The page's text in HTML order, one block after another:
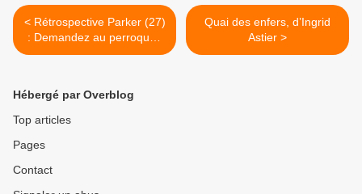
< Rétrospective Parker (27)
: Demandez au perroquet,
de Richard Stark
Quai des enfers, d’Ingrid
Astier >
Hébergé par Overblog
Top articles
Pages
Contact